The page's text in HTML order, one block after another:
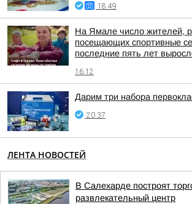
18:49
На Ямале число жителей,
посещающих спортивные
последние пять лет
16:12
Дарим три набора
20:37
ЛЕНТА НОВОСТЕЙ
В Салехарде построят
развлекательный центр